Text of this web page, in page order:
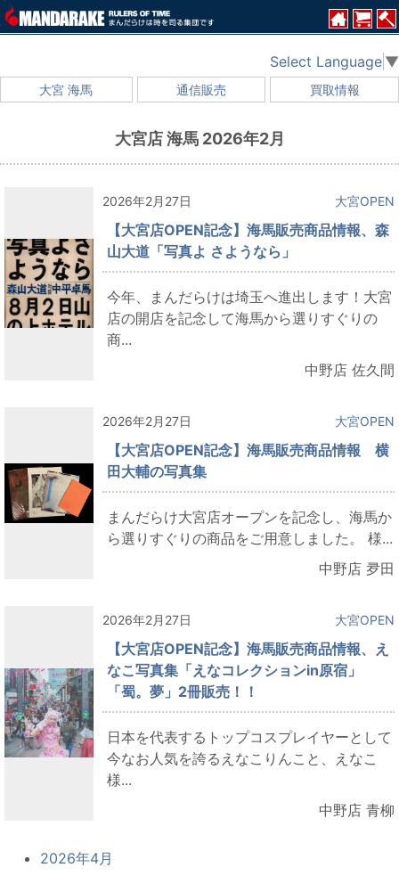
大宮 海馬 通信販売 買取情報
Select Language ▼
大宮店 海馬 2026年2月
2026年2月27日 大宮OPEN
【大宮店OPEN記念】海馬販売商品情報、森
山大道「写真よ さようなら」
今年、まんだらけは埼玉へ進出します！大宮
店の開店を記念して海馬から選りすぐりの
商...
中野店 佐久間
2026年2月27日 大宮OPEN
【大宮店OPEN記念】海馬販売商品情報 横
田大輔の写真集
まんだらけ大宮店オープンを記念し、海馬か
ら選りすぐりの商品をご用意しました。 様...
中野店 夛田
2026年2月27日 大宮OPEN
【大宮店OPEN記念】海馬販売商品情報、え
なこ写真集「えなコレクションin原宿」
「蜀。夢」2冊販売！！
日本を代表するトップコスプレイヤーとして
今なお人気を誇るえなこりんこと、えなこ
様...
中野店 青柳
2026年4月